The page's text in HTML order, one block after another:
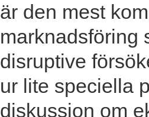
är den mest
marknadsföring
disruptive
ur lite speciella
diskussion om